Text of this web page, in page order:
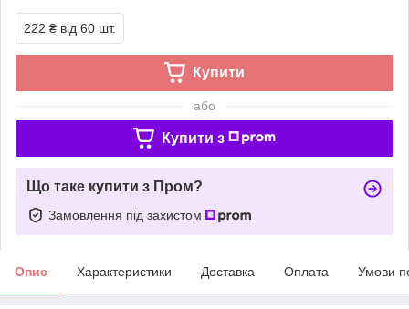
222 ₴ від 60 шт.
Купити
або
Купити з
Що таке купити з Пром?
Замовлення під захистом
Опис Характеристики Доставка Оплата Умови